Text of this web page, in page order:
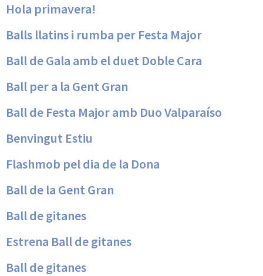
Hola primavera!
Balls llatins i rumba per Festa Major
Ball de Gala amb el duet Doble Cara
Ball per a la Gent Gran
Ball de Festa Major amb Duo Valparaíso
Benvingut Estiu
Flashmob pel dia de la Dona
Ball de la Gent Gran
Ball de gitanes
Estrena Ball de gitanes
Ball de gitanes